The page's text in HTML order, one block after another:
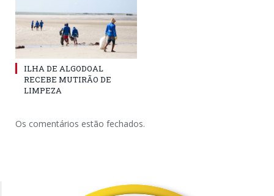
ILHA DE ALGODOAL
RECEBE MUTIRÃO DE
LIMPEZA
Os comentários estão fechados.